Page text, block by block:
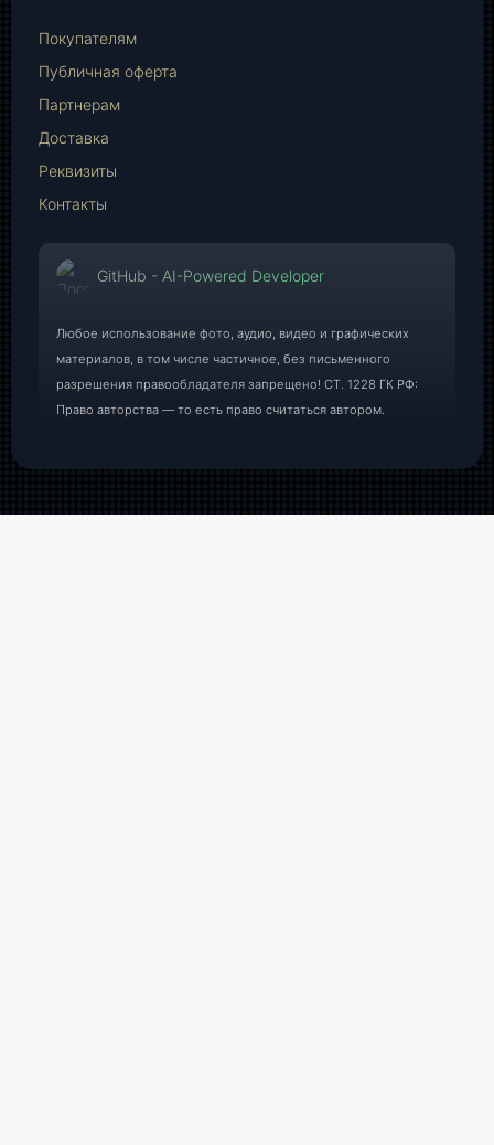
Mail
Покупателям
Публичная оферта
Партнерам
Доставка
Реквизиты
Контакты
GitHub - AI-Powered Developer
Любое использование фото, аудио, видео и графических
материалов, в том числе частичное, без письменного
разрешения правообладателя запрещено! СТ. 1228 ГК РФ:
Право авторства — то есть право считаться автором.